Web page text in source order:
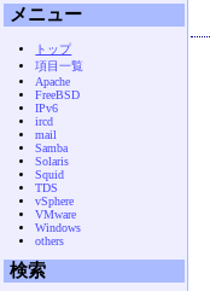
メニュー
トップ
項目一覧
Apache
FreeBSD
IPv6
ircd
mail
Samba
Solaris
Squid
TDS
vSphere
VMware
Windows
others
検索